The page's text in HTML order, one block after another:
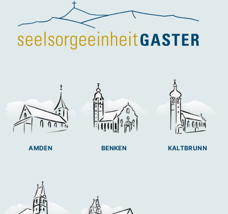
AMDEN BENKEN KALTBRUNN